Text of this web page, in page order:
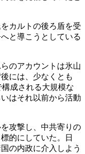
カルトの後ろ盾を受
と導こうとしている
のアカウントは氷山
には、少なくとも
成される大規模な
はそれ以前から活動
攻撃し、中共寄りの
的にしていた。日
の内政に介入しよう